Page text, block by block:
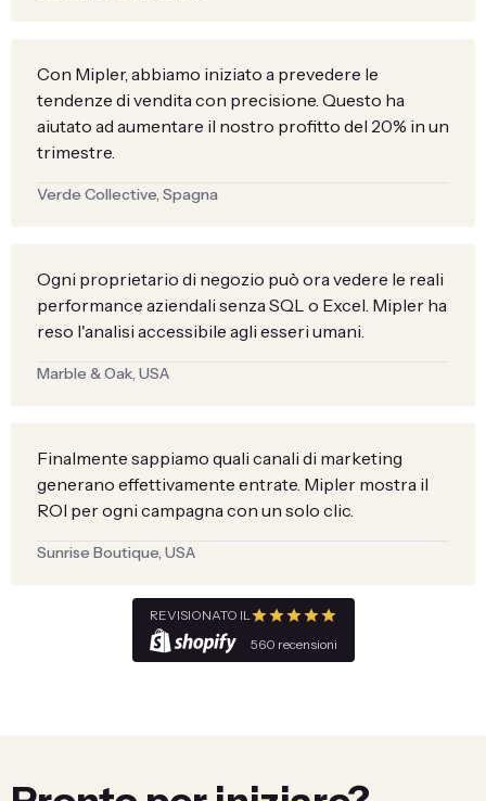
Con Mipler, abbiamo iniziato a prevedere le
tendenze di vendita con precisione. Questo ha
aiutato ad aumentare il nostro profitto del 20% in un
trimestre.
Verde Collective, Spagna
Ogni proprietario di negozio può ora vedere le reali
performance aziendali senza SQL o Excel. Mipler ha
reso l'analisi accessibile agli esseri umani.
Marble & Oak, USA
Finalmente sappiamo quali canali di marketing
generano effettivamente entrate. Mipler mostra il
ROI per ogni campagna con un solo clic.
Sunrise Boutique, USA
REVISIONATO IL
560 recensioni